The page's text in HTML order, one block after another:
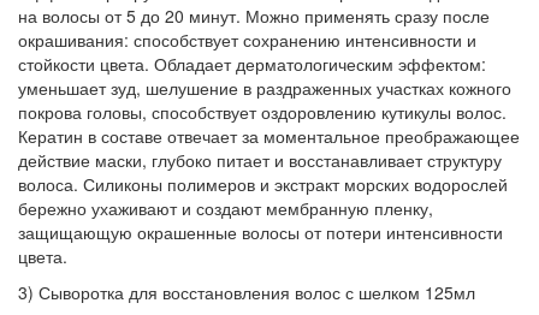
на волосы от 5 до 20 минут. Можно применять сразу после
окрашивания: способствует сохранению интенсивности и
стойкости цвета. Обладает дерматологическим эффектом:
уменьшает зуд, шелушение в раздраженных участках кожного
покрова головы, способствует оздоровлению кутикулы волос.
Кератин в составе отвечает за моментальное преображающее
действие маски, глубоко питает и восстанавливает структуру
волоса. Силиконы полимеров и экстракт морских водорослей
бережно ухаживают и создают мембранную пленку,
защищающую окрашенные волосы от потери интенсивности
цвета.
3) Сыворотка для восстановления волос с шелком 125мл